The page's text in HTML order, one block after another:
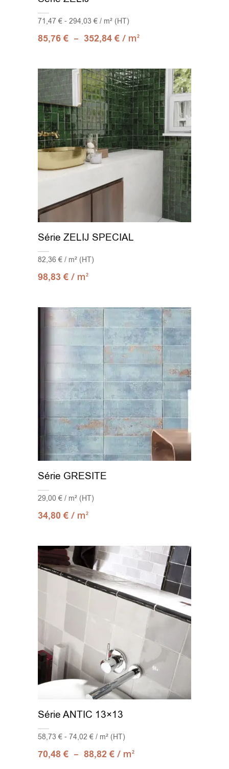
71,47 € - 294,03 € / m² (HT)
85,76€ – 352,84€ / m2
Série ZELIJ SPECIAL
82,36 € / m² (HT)
98,83€ / m2
Série GRESITE
29,00 € / m² (HT)
34,80€ / m2
Série ANTIC 13×13
58,73 € - 74,02 € / m² (HT)
70,48€ – 88,82€ / m2